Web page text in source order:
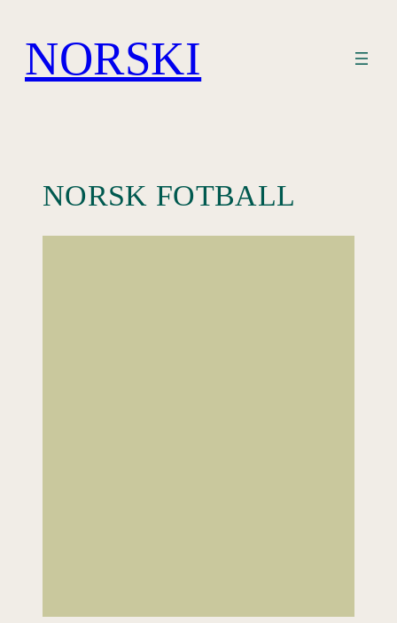
innhold
NORSKI
NORSK FOTBALL